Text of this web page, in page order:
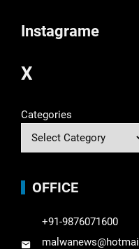
Instagrame
X
Categories
OFFICE
+91-9876071600